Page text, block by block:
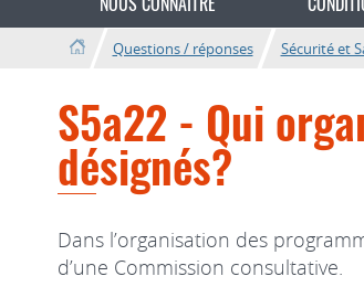
langue
Questions / réponses Sécurité et
S5a22 - Qui
désignés?
Dans l’organisation des
d’une Commission consultative.